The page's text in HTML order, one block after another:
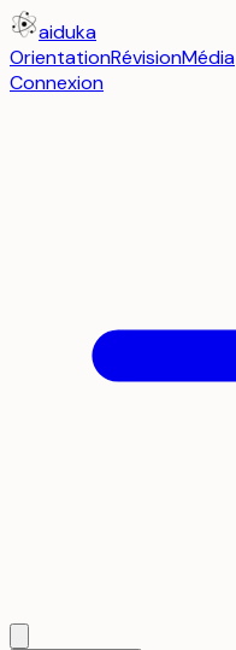
aiduka
OrientationRévisionMédia
Connexion